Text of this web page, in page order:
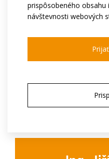
prispôsobeného obsahu
návštevnosti webových
Pre aplikácie do 18
Zvýšený